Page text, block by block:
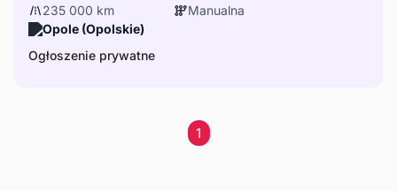
235 000 km
Manualna
Opole (Opolskie)
Ogłoszenie prywatne
1